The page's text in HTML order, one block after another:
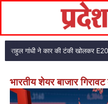
भारतीय शेयर बाजार